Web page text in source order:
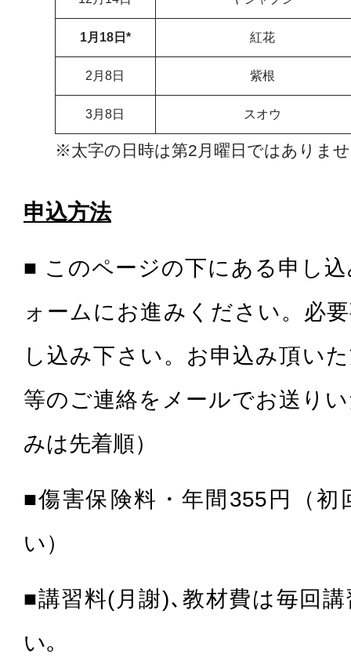
1月18日* 紅花
2月8日 紫根
3月8日 スオウ
※太字の日時は第2月曜日ではありま
申込方法
■ このページの下にある申し
ォームにお進みください。必
し込み下さい。お申込み頂い
等のご連絡をメールでお送り
みは先着順）
■傷害保険料・年間355円（初
い）
■講習料(月謝)､教材費は毎回
い｡